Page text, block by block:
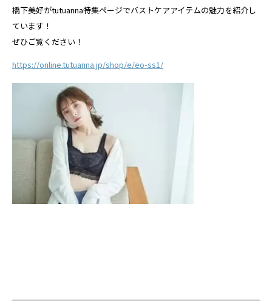
橋下美好がtutuanna特集ページでバストケアアイテムの魅力を紹介し
ています！
ぜひご覧ください！
https://online.tutuanna.jp/shop/e/eo-ss1/